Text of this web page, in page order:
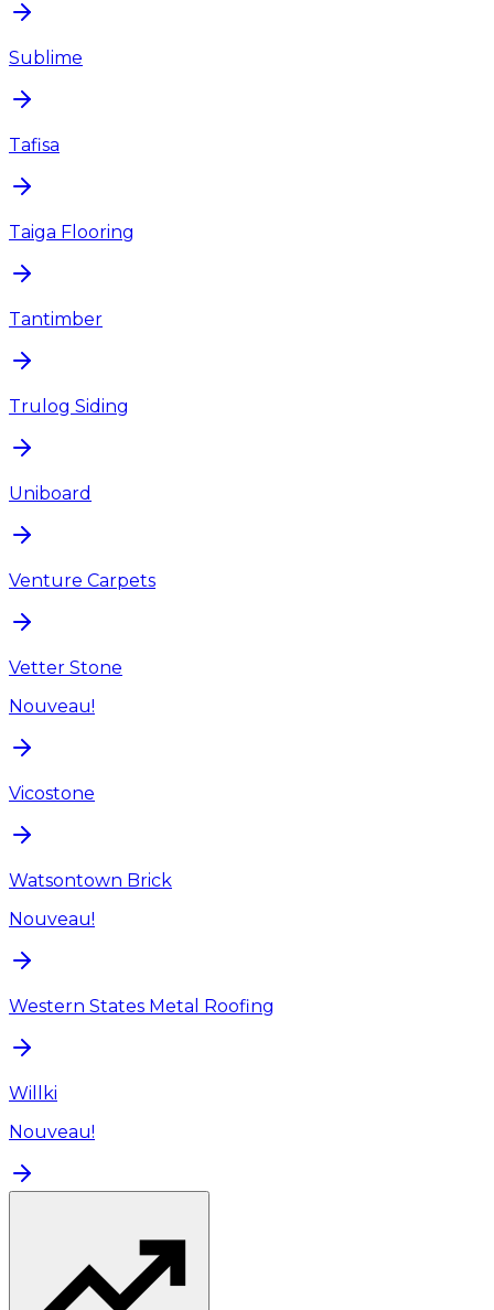
Sublime
Tafisa
Taiga Flooring
Tantimber
Trulog Siding
Uniboard
Venture Carpets
Vetter Stone
Nouveau!
Vicostone
Watsontown Brick
Nouveau!
Western States Metal Roofing
Willki
Nouveau!